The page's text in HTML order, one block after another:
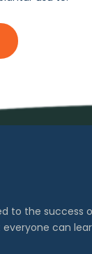
to the success
everyone can